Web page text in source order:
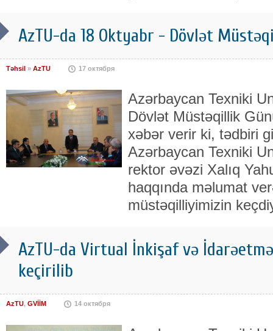
AzTU-da 18 Oktyabr - Dövlət
Təhsil » AzTU 17 октября
Azərbaycan Texniki
Dövlət Müstəqillik
xəbər verir ki, tədbiri
Azərbaycan Texniki
rektor əvəzi Xalıq
haqqında məlumat
müstəqilliyimizin
AzTU-da Virtual İnkişaf və
keçirilib
AzTU, GVİİM 14 октября